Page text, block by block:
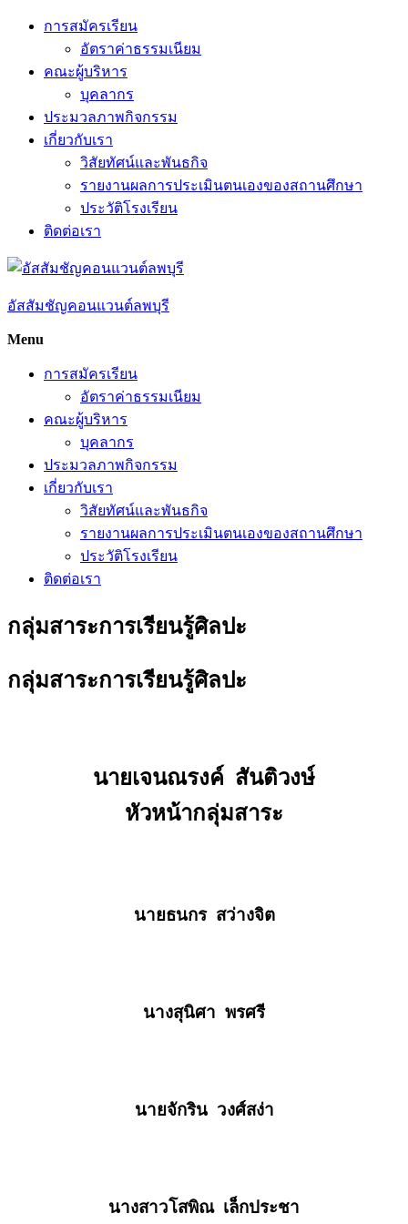
Skip
การสมัครเรียน
อัตราค่าธรรมเนียม
คณะผู้บริหาร
บุคลากร
ประมวลภาพกิจกรรม
เกี่ยวกับเรา
วิสัยทัศน์และพันธกิจ
รายงานผลการประเมินตนเองของสถานศึกษา
ประวัติโรงเรียน
ติดต่อเรา
อัสสัมชัญคอนแวนต์ลพบุรี
Menu
การสมัครเรียน
อัตราค่าธรรมเนียม
คณะผู้บริหาร
บุคลากร
ประมวลภาพกิจกรรม
เกี่ยวกับเรา
วิสัยทัศน์และพันธกิจ
รายงานผลการประเมินตนเองของสถานศึกษา
ประวัติโรงเรียน
ติดต่อเรา
กลุ่มสาระการเรียนรู้ศิลปะ
กลุ่มสาระการเรียนรู้ศิลปะ
นายเจนณรงค์ สันติวงษ์
หัวหน้ากลุ่มสาระ
นายธนกร สว่างจิต
นางสุนิศา พรศรี
นายจักริน วงศ์สง่า
นางสาวโสพิณ เล็กประชา